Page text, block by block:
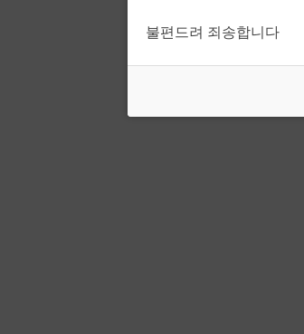
불편드려 죄송합니다